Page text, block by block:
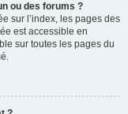
ou des forums ?
sur l’index, les pages des
est accessible en
sur toutes les pages du